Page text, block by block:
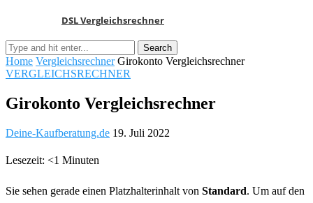
DSL Vergleichsrechner
Home Vergleichsrechner Girokonto Vergleichsrechner
VERGLEICHSRECHNER
Girokonto Vergleichsrechner
Deine-Kaufberatung.de 19. Juli 2022
Lesezeit: <1 Minuten
Sie sehen gerade einen Platzhalterinhalt von Standard. Um auf den